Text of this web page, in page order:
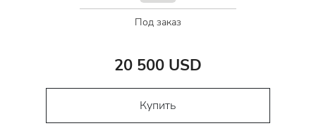
Под заказ
20 500 USD
Купить